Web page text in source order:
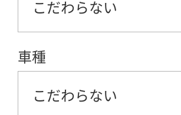
こだわらない
車種
こだわらない